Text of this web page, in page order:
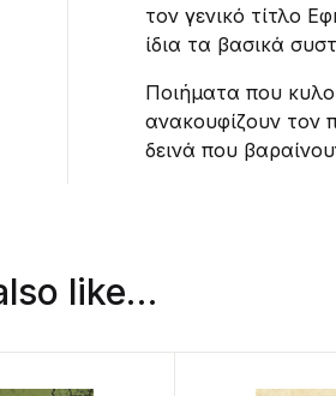
τον γενικό τίτλο
ίδια τα βασικά
Ποιήματα που
ανακουφίζουν τον
δεινά που
like…